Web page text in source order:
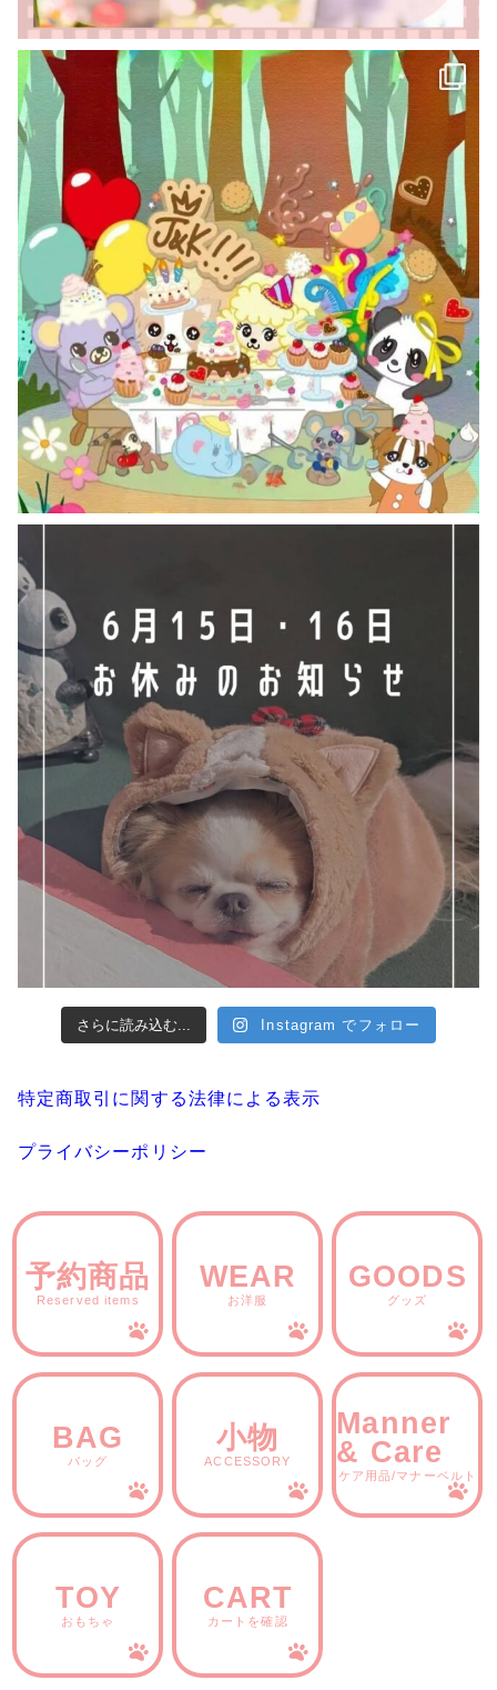
さらに読み込む... Instagram でフォロー
特定商取引に関する法律による表示
プライバシーポリシー
予約商品
Reserved items
WEAR
お洋服
GOODS
グッズ
BAG
バッグ
小物
ACCESSORY
Manner
& Care
ケア用品/マナーベルト
TOY
おもちゃ
CART
カートを確認